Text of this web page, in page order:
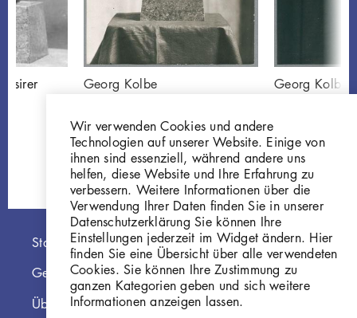
Georg Kolbe
1925, Bronze
GKFo-0275_001
Georg Kolbe
GKFo-
Hauptnavigation
Startseite
Georg Kolbe Museum
Über die Online Sammlung
Wir verwenden Cookies und andere
Technologien auf unserer Website. Einige von
ihnen sind essenziell, während andere uns
helfen, diese Website und Ihre Erfahrung zu
verbessern. Weitere Informationen über die
Verwendung Ihrer Daten finden Sie in unserer
Datenschutzerklärung Sie können Ihre
Einstellungen jederzeit im Widget ändern. Hier
finden Sie eine Übersicht über alle verwendeten
Cookies. Sie können Ihre Zustimmung zu
ganzen Kategorien geben und sich weitere
Informationen anzeigen lassen.